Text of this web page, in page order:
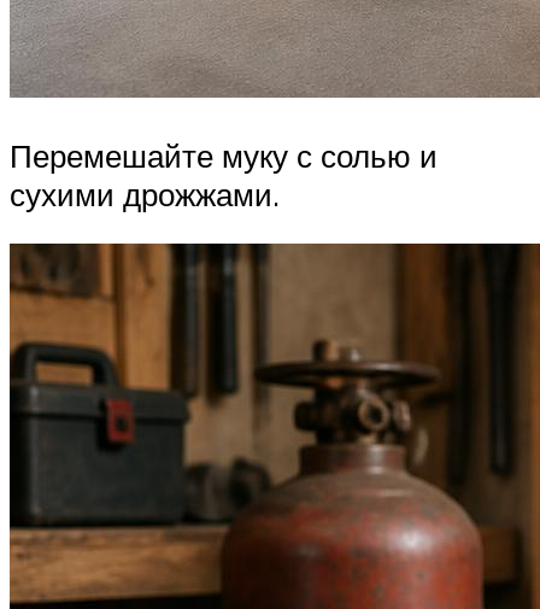
Перемешайте муку с солью и
сухими дрожжами.